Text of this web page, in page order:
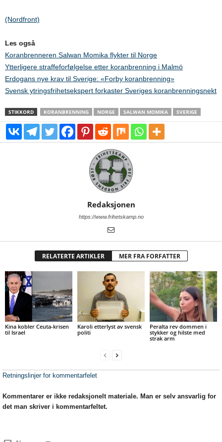
(Nordfront)
Les også
Koranbrenneren Salwan Momika flykter til Norge
Ytterligere straffeforfølgelse etter koranbrenning i Malmö
Erdogans nye krav til Sverige: «Forby koranbrenning»
Svensk ytringsfrihetsekspert forkaster Sveriges koranbrenningsnekt
STIKKORD KORANBRENNING NORGE SALWAN MOMIKA SVERIGE
Redaksjonen
https://www.frihetskamp.no
RELATERTE ARTIKLER MER FRA FORFATTER
Kina kobler Ceuta-krisen
til Israel
Karoli etterlyst av svensk
politi
Peralta rev dommen i
stykker og hilste med
strak arm
Retningslinjer for kommentarfelet
Kommentarer er ikke redaksjonelt materiale. Man er selv ansvarlig for
det man skriver i kommentarfeltet.